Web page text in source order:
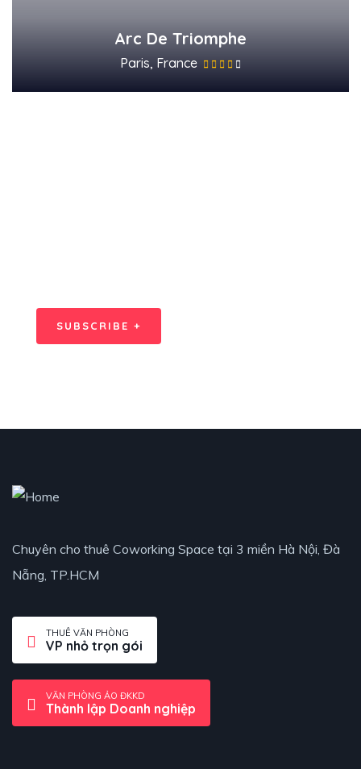
Arc De Triomphe
Paris, France
SUBSCRIBE +
Chuyên cho thuê Coworking Space tại 3 miền Hà Nội, Đà
Nẵng, TP.HCM
THUÊ VĂN PHÒNG
VP nhỏ trọn gói
VĂN PHÒNG ẢO ĐKKD
Thành lập Doanh nghiệp